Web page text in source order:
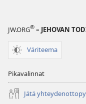
JW.ORG® – JEHOVAN
Väriteema
Pikavalinnat
Jätä